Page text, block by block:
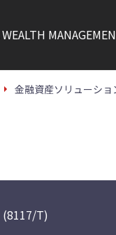
WEALTH
金融資産ソリューショ
(8117/T)